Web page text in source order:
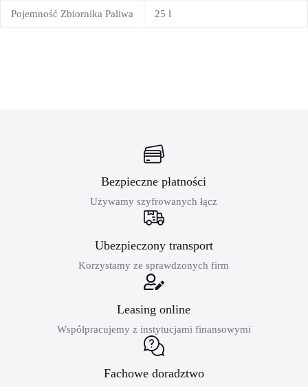
Pojemność Zbiornika Paliwa 25 l
Bezpieczne płatności
Używamy szyfrowanych łącz
Ubezpieczony transport
Korzystamy ze sprawdzonych firm
Leasing online
Współpracujemy z instytucjami finansowymi
Fachowe doradztwo